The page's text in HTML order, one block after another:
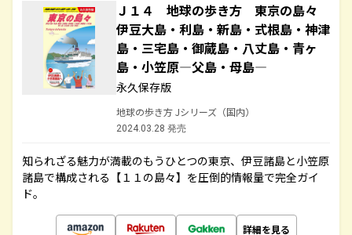
Ｊ１４ 地球の歩き方 東京の島々
伊豆大島・利島・新島・式根島・神津
島・三宅島・御蔵島・八丈島・青ヶ
島・小笠原―父島・母島―
永久保存版
地球の歩き方 Jシリーズ（国内）
2024.03.28 発売
知られざる魅力が満載のもうひとつの東京、伊豆諸島と小笠原
諸島で構成される【１１の島々】を圧倒的情報量で完全ガイ
ド。
詳細を見る